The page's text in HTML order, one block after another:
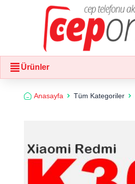
Ürünler
Anasayfa Tüm Kategoriler